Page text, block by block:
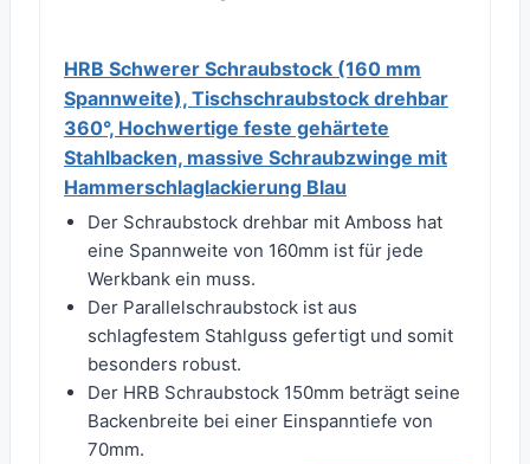
HRB Schwerer Schraubstock (160 mm
Spannweite), Tischschraubstock drehbar
360°, Hochwertige feste gehärtete
Stahlbacken, massive Schraubzwinge mit
Hammerschlaglackierung Blau
Der Schraubstock drehbar mit Amboss hat
eine Spannweite von 160mm ist für jede
Werkbank ein muss.
Der Parallelschraubstock ist aus
schlagfestem Stahlguss gefertigt und somit
besonders robust.
Der HRB Schraubstock 150mm beträgt seine
Backenbreite bei einer Einspanntiefe von
70mm.